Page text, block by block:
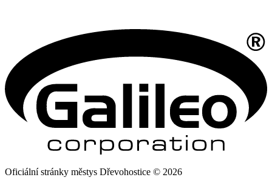
Oficiální stránky městys Dřevohostice © 2026